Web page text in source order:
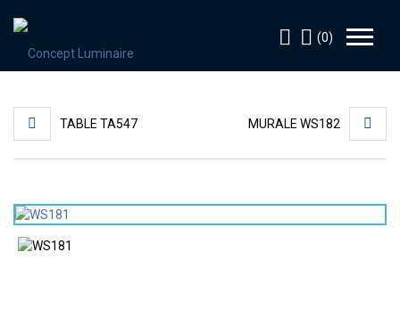
(0)
TABLE TA547 MURALE WS182